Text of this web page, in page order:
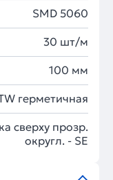
SMD 5060
30 шт/м
100 мм
герметичная
сверху прозр.
округл. - SE